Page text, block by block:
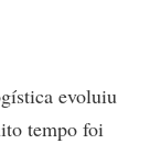
evoluiu
tempo foi